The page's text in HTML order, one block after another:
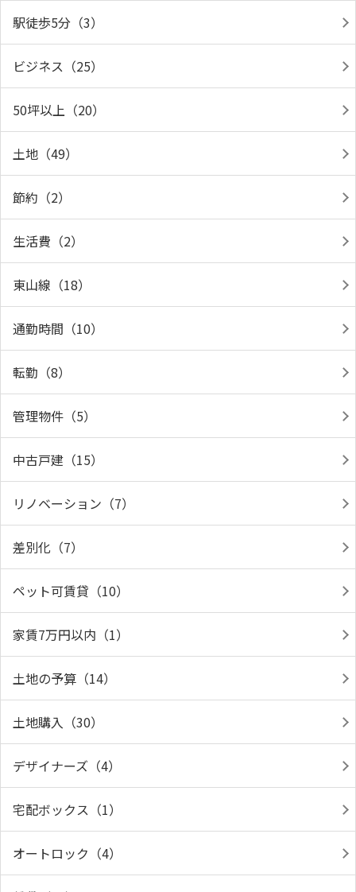
駅徒歩5分（3）
ビジネス（25）
50坪以上（20）
土地（49）
節約（2）
生活費（2）
東山線（18）
通勤時間（10）
転勤（8）
管理物件（5）
中古戸建（15）
リノベーション（7）
差別化（7）
ペット可賃貸（10）
家賃7万円以内（1）
土地の予算（14）
土地購入（30）
デザイナーズ（4）
宅配ボックス（1）
オートロック（4）